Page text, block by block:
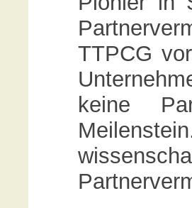
TTPCG
keine